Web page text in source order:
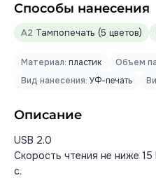
Способы нанесения
A2 Тампопечать (5 цветов)
Материал: пластик Объем
Вид нанесения: УФ-печать
Описание
USB 2.0
Скорость чтения не ниже
с.